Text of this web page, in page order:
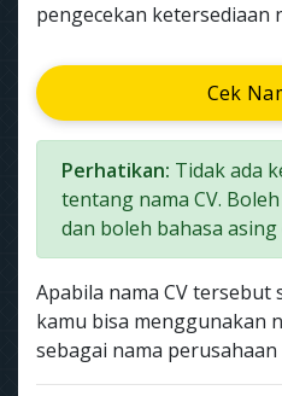
pengecekan ketersediaan
Cek
Perhatikan: Tidak ada
tentang nama CV.
dan boleh bahasa
Apabila nama CV tersebut
kamu bisa menggunakan
sebagai nama perusahaan